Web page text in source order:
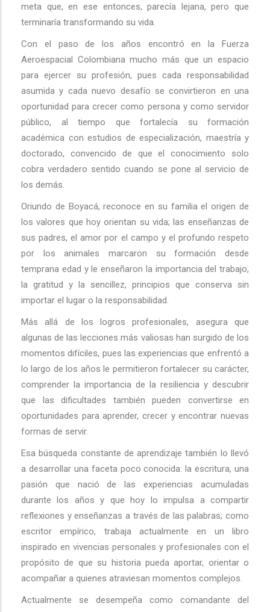
meta que, en ese entonces, parecía lejana, pero que
terminaría transformando su vida.
Con el paso de los años encontró en la Fuerza
Aeroespacial Colombiana mucho más que un espacio
para ejercer su profesión, pues cada responsabilidad
asumida y cada nuevo desafío se convirtieron en una
oportunidad para crecer como persona y como servidor
público, al tiempo que fortalecía su formación
académica con estudios de especialización, maestría y
doctorado, convencido de que el conocimiento solo
cobra verdadero sentido cuando se pone al servicio de
los demás.
Oriundo de Boyacá, reconoce en su familia el origen de
los valores que hoy orientan su vida; las enseñanzas de
sus padres, el amor por el campo y el profundo respeto
por los animales marcaron su formación desde
temprana edad y le enseñaron la importancia del trabajo,
la gratitud y la sencillez, principios que conserva sin
importar el lugar o la responsabilidad.
Más allá de los logros profesionales, asegura que
algunas de las lecciones más valiosas han surgido de los
momentos difíciles, pues las experiencias que enfrentó a
lo largo de los años le permitieron fortalecer su carácter,
comprender la importancia de la resiliencia y descubrir
que las dificultades también pueden convertirse en
oportunidades para aprender, crecer y encontrar nuevas
formas de servir.
Esa búsqueda constante de aprendizaje también lo llevó
a desarrollar una faceta poco conocida: la escritura, una
pasión que nació de las experiencias acumuladas
durante los años y que hoy lo impulsa a compartir
reflexiones y enseñanzas a través de las palabras; como
escritor empírico, trabaja actualmente en un libro
inspirado en vivencias personales y profesionales con el
propósito de que su historia pueda aportar, orientar o
acompañar a quienes atraviesan momentos complejos.
Actualmente se desempeña como comandante del